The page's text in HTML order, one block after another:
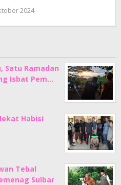
2024
Junaedi
Satu Ramadan
Isbat Pem…
Habisi
Tebal
Sulbar